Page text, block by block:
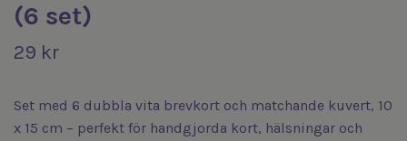
(6 set)
29 kr
Set med 6 dubbla vita brevkort och matchande kuvert, 10
x 15 cm – perfekt för handgjorda kort, hälsningar och